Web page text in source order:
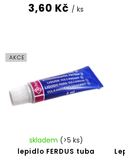
3,60 Kč / ks
AKCE
lepidlo FERDUS tuba
skladem (>5 ks)